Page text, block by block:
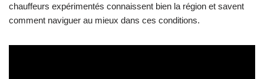
chauffeurs expérimentés connaissent bien la région et savent
comment naviguer au mieux dans ces conditions.